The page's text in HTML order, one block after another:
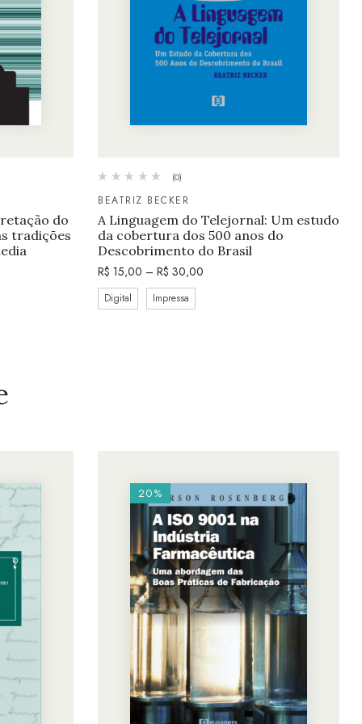
do
tradições
(0)
BEATRIZ BECKER
A Linguagem do Telejornal: Um estudo
da cobertura dos 500 anos do
Descobrimento do Brasil
R$ 15,00 – R$ 30,00
Digital Impressa
20%